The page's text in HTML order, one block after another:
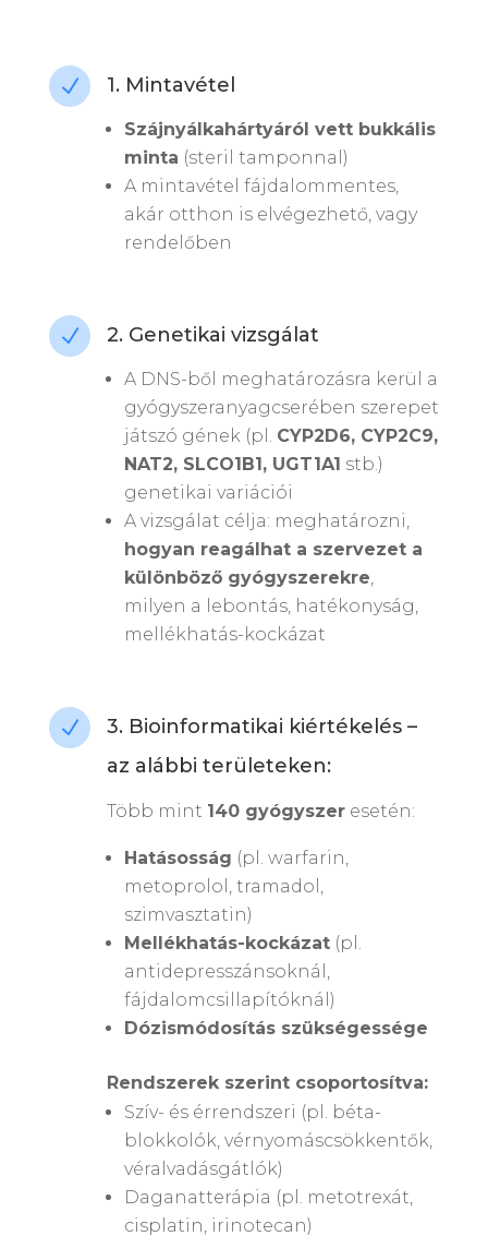
N 1. Mintavétel
Szájnyálkahártyáról vett bukkális
minta (steril tamponnal)
A mintavétel fájdalommentes,
akár otthon is elvégezhető, vagy
rendelőben
N 2. Genetikai vizsgálat
A DNS-ből meghatározásra kerül a
gyógyszeranyagcserében szerepet
játszó gének (pl. CYP2D6, CYP2C9,
NAT2, SLCO1B1, UGT1A1 stb.)
genetikai variációi
A vizsgálat célja: meghatározni,
hogyan reagálhat a szervezet a
különböző gyógyszerekre,
milyen a lebontás, hatékonyság,
mellékhatás-kockázat
N
3. Bioinformatikai kiértékelés –
az alábbi területeken:
Több mint 140 gyógyszeresetén:
Hatásosság (pl. warfarin,
metoprolol, tramadol,
szimvasztatin)
Mellékhatás-kockázat(pl.
antidepresszánsoknál,
fájdalomcsillapítóknál)
Dózismódosítás szükségessége
Rendszerek szerint csoportosítva:
Szív- és érrendszeri (pl. béta-
blokkolók, vérnyomáscsökkentők,
véralvadásgátlók)
Daganatterápia (pl. metotrexát,
cisplatin, irinotecan)